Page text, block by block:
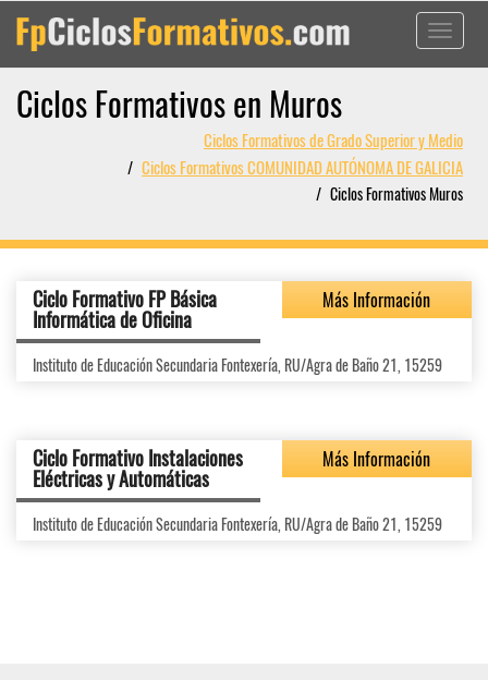
Toggle
Ciclos Formativos en Muros
Ciclos Formativos de Grado Superior y Medio
Ciclos Formativos COMUNIDAD AUTÓNOMA DE GALICIA
Ciclos Formativos Muros
Ciclo Formativo FP Básica
Informática de Oficina
Más Información
Instituto de Educación Secundaria Fontexería, RU/Agra de Baño 21, 15259
Ciclo Formativo Instalaciones
Eléctricas y Automáticas
Más Información
Instituto de Educación Secundaria Fontexería, RU/Agra de Baño 21, 15259